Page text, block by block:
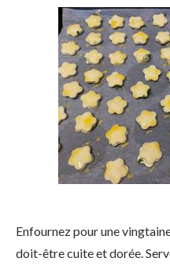
Enfournez pour une
doit-être cuite et dorée.